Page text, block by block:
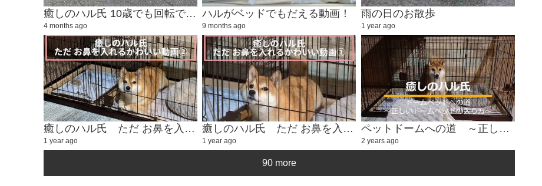
癒しのハル氏 10歳でも回転できるか!?
4 months ago
ハルがベッドでもだえる動画！
9 months ago
雨の日のお散歩
1 year ago
癒しのハル氏 ただ お鼻を入れるかわいい動画②
1 year ago
癒しのハル氏 ただ お鼻を入れるかわいい動画①
1 year ago
ペットドームへの道 ～正しいドームベッドの入り方～
2 years ago
90 more